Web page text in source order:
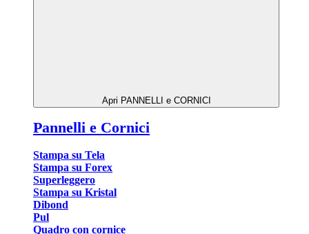
Apri PANNELLI e CORNICI
Pannelli e Cornici
Stampa su Tela
Stampa su Forex
Superleggero
Stampa su Kristal
Dibond
Pul
Quadro con cornice